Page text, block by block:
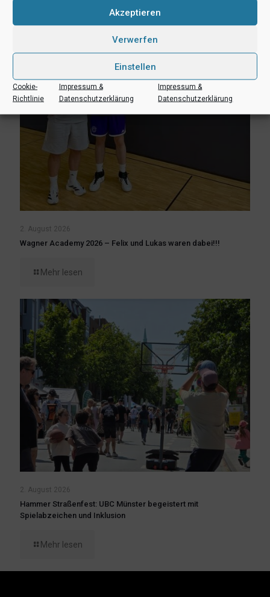
Akzeptieren
Verwerfen
Einstellen
Cookie-
Richtlinie
Impressum &
Datenschutzerklärung
Impressum &
Datenschutzerklärung
2. August 2026
Wagner Academy 2026 – Felix und Lukas waren dabei!!!
Mehr lesen
2. August 2026
Hammer Straßenfest: UBC Münster begeistert mit
Spielabzeichen und Inklusion
Mehr lesen